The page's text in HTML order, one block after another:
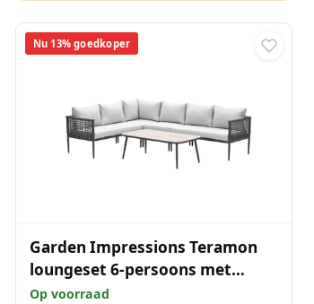
Nu 13% goedkoper
Garden Impressions Teramon
loungeset 6-persoons met
donkergrijs rope
Op voorraad